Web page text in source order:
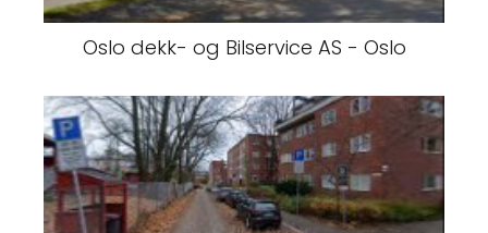
Oslo dekk- og Bilservice AS - Oslo